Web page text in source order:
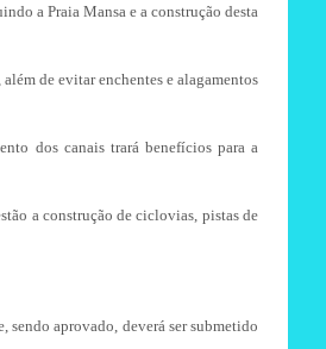
a Praia Mansa e a construção desta
de evitar enchentes e alagamentos
dos canais trará benefícios para a
a construção de ciclovias, pistas de
aprovado, deverá ser submetido